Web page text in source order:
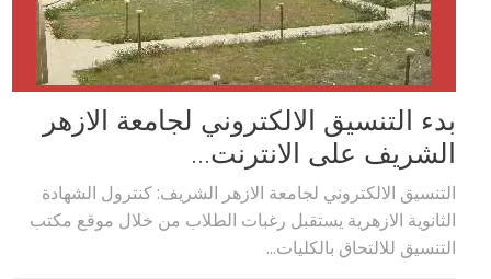
بدء التنسيق الالكتروني لجامعة الازهر
الشريف على الانترنت...
التنسيق الالكتروني لجامعة الازهر الشريف: كنترول الشهادة
الثانوية الازهرية يستقبل رغبات الطلاب من خلال موقع مكتب
التنسيق للالتحاق بالكليات...